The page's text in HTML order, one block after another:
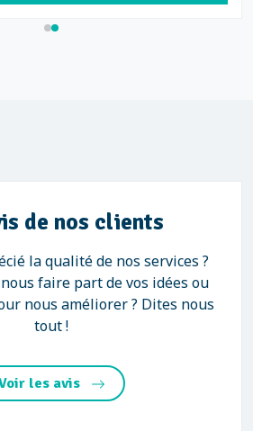
de nos clients
la qualité de nos services ?
faire part de vos idées ou
nous améliorer ? Dites nous
tout !
les avis